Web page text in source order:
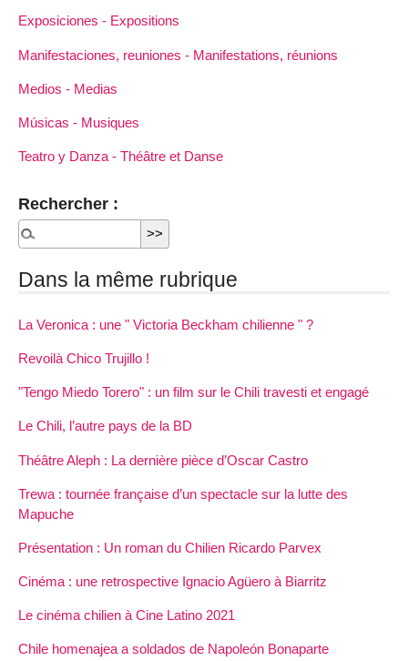
Exposiciones - Expositions
Manifestaciones, reuniones - Manifestations, réunions
Medios - Medias
Músicas - Musiques
Teatro y Danza - Théâtre et Danse
Rechercher :
Dans la même rubrique
La Veronica : une " Victoria Beckham chilienne " ?
Revoilà Chico Trujillo !
"Tengo Miedo Torero" : un film sur le Chili travesti et engagé
Le Chili, l’autre pays de la BD
Théâtre Aleph : La dernière pièce d’Oscar Castro
Trewa : tournée française d’un spectacle sur la lutte des
Mapuche
Présentation : Un roman du Chilien Ricardo Parvex
Cinéma : une retrospective Ignacio Agüero à Biarritz
Le cinéma chilien à Cine Latino 2021
Chile homenajea a soldados de Napoleón Bonaparte